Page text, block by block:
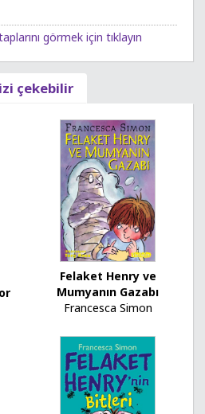
görmek için tıklayın
çekebilir
Felaket Henry ve
Mumyanın Gazabı
Francesca Simon